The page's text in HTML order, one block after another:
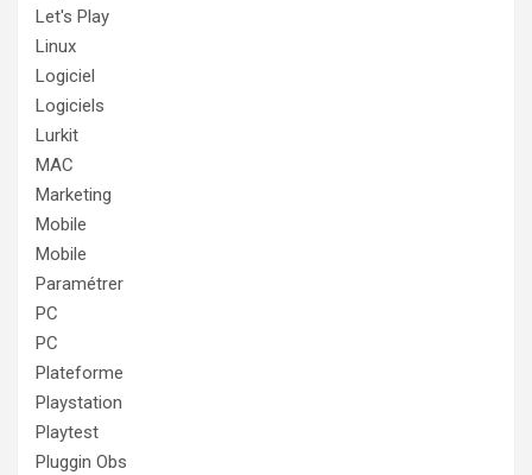
Let's Play
Linux
Logiciel
Logiciels
Lurkit
MAC
Marketing
Mobile
Mobile
Paramétrer
PC
PC
Plateforme
Playstation
Playtest
Pluggin Obs